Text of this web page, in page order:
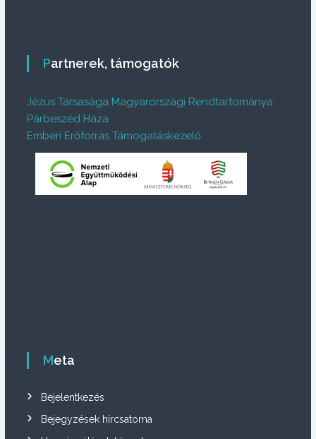
Partnerek, támogatók
Jézus Társasága Magyarországi Rendtartománya
Párbeszéd Háza
Emberi Erőforrás Támogatáskezelő
Meta
Bejelentkezés
Bejegyzések hírcsatorna